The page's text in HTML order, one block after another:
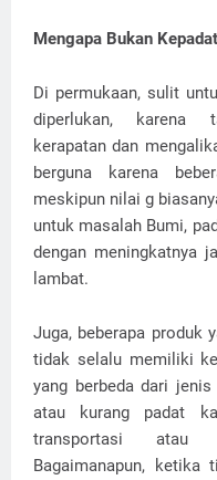
Mengapa Bukan
Di permukaan, sulit
diperlukan, karena
kerapatan dan
berguna karena
meskipun nilai g
untuk masalah Bumi,
dengan meningkatnya
lambat.
Juga, beberapa produk
tidak selalu memiliki
yang berbeda dari
atau kurang padat
transportasi atau
Bagaimanapun, ketika